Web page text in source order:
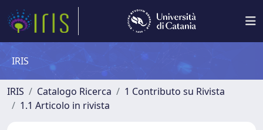
IRIS
IRIS Catalogo Ricerca
1 Contributo su Rivista
1.1 Articolo in rivista